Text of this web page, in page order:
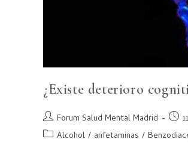
¿Existe deterioro
Forum Salud Mental Madrid
Alcohol / anfetaminas /